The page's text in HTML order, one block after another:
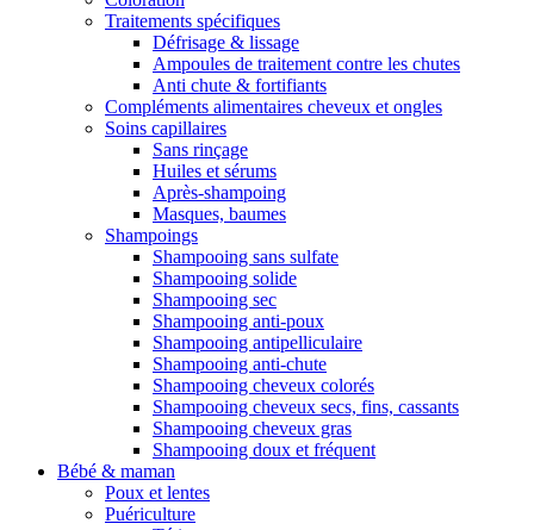
Traitements spécifiques
Défrisage & lissage
Ampoules de traitement contre les chutes
Anti chute & fortifiants
Compléments alimentaires cheveux et ongles
Soins capillaires
Sans rinçage
Huiles et sérums
Après-shampoing
Masques, baumes
Shampoings
Shampooing sans sulfate
Shampooing solide
Shampooing sec
Shampooing anti-poux
Shampooing antipelliculaire
Shampooing anti-chute
Shampooing cheveux colorés
Shampooing cheveux secs, fins, cassants
Shampooing cheveux gras
Shampooing doux et fréquent
Bébé & maman
Poux et lentes
Puériculture